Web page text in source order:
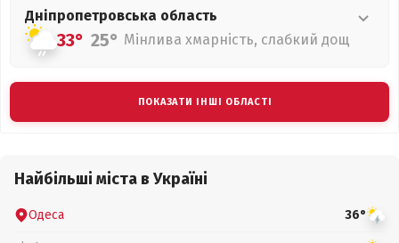
Дніпропетровська область
33° 25° Мінлива хмарність, слабкий дощ
ПОКАЗАТИ ІНШІ ОБЛАСТІ
Найбільші міста в Україні
Одеса 36°